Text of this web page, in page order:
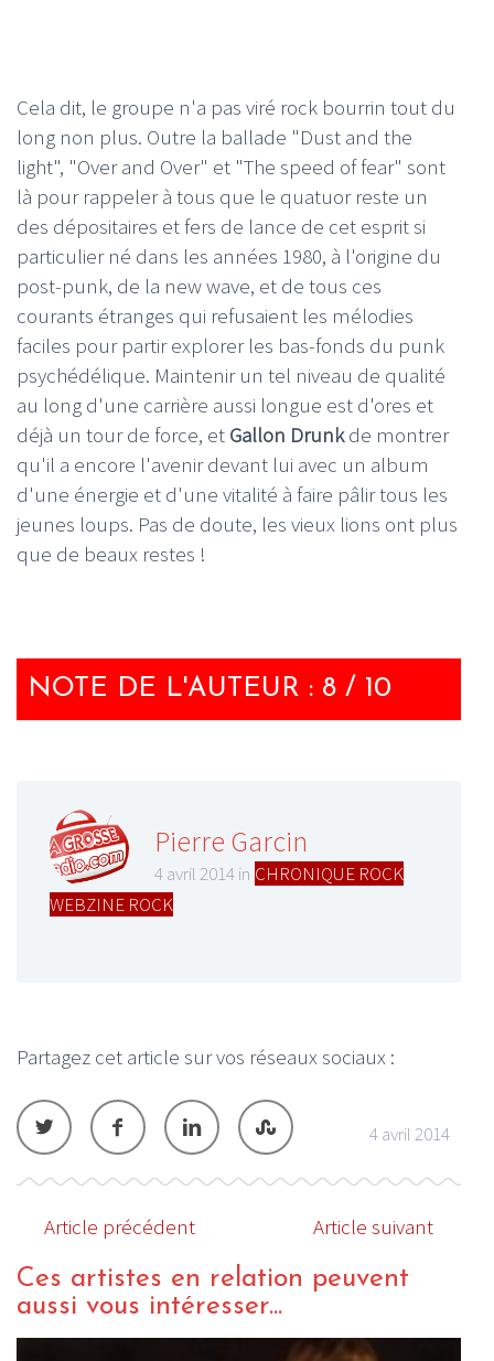
Cela dit, le groupe n'a pas viré rock bourrin tout du
long non plus. Outre la ballade "Dust and the
light", "Over and Over" et "The speed of fear" sont
là pour rappeler à tous que le quatuor reste un
des dépositaires et fers de lance de cet esprit si
particulier né dans les années 1980, à l'origine du
post-punk, de la new wave, et de tous ces
courants étranges qui refusaient les mélodies
faciles pour partir explorer les bas-fonds du punk
psychédélique. Maintenir un tel niveau de qualité
au long d'une carrière aussi longue est d'ores et
déjà un tour de force, et Gallon Drunkde montrer
qu'il a encore l'avenir devant lui avec un album
d'une énergie et d'une vitalité à faire pâlir tous les
jeunes loups. Pas de doute, les vieux lions ont plus
que de beaux restes !
NOTE DE L'AUTEUR : 8 / 10
Pierre Garcin
4 avril 2014 in CHRONIQUE ROCK
WEBZINE ROCK
Partagez cet article sur vos réseaux sociaux :
4 avril 2014
Article précédent Article suivant
Ces artistes en relation peuvent
aussi vous intéresser...